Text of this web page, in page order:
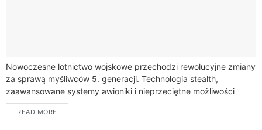
Nowoczesne lotnictwo wojskowe przechodzi rewolucyjne zmiany
za sprawą myśliwców 5. generacji. Technologia stealth,
zaawansowane systemy awioniki i nieprzeciętne możliwości
bojowe stawiają te maszyny na szczycie hierarchii
współczesnego uzbrojenia.F-35 Lightning II...
READ MORE